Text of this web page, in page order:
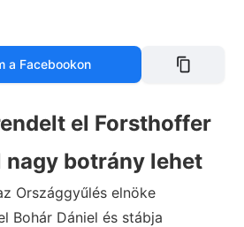
a Facebookon
el Forsthoffer
nagy botrány lehet
Országgyűlés elnöke
Bohár Dániel és stábja